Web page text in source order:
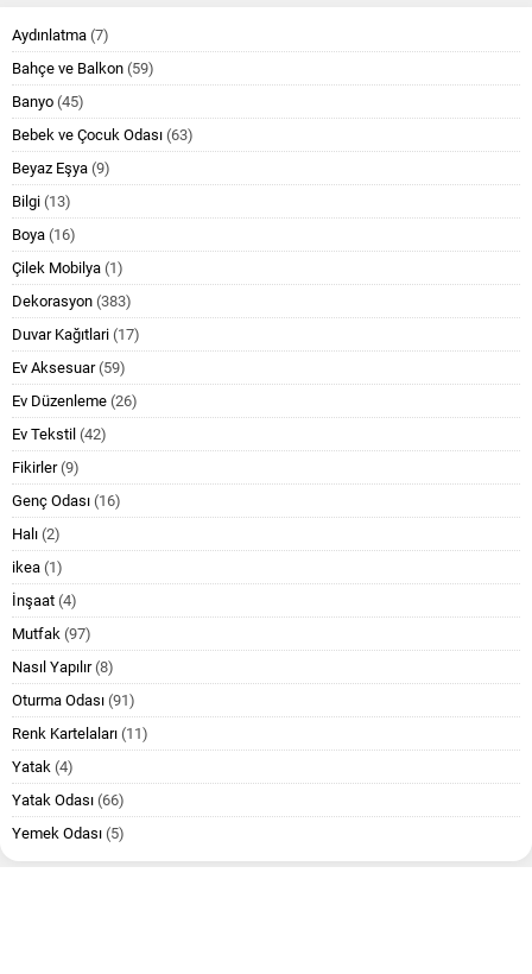
Aydınlatma (7)
Bahçe ve Balkon (59)
Banyo (45)
Bebek ve Çocuk Odası (63)
Beyaz Eşya (9)
Bilgi (13)
Boya (16)
Çilek Mobilya (1)
Dekorasyon (383)
Duvar Kağıtlari (17)
Ev Aksesuar(59)
Ev Düzenleme (26)
Ev Tekstil (42)
Fikirler(9)
Genç Odası (16)
Halı (2)
ikea (1)
İnşaat (4)
Mutfak (97)
Nasıl Yapılır(8)
Oturma Odası (91)
Renk Kartelaları (11)
Yatak (4)
Yatak Odası (66)
Yemek Odası (5)